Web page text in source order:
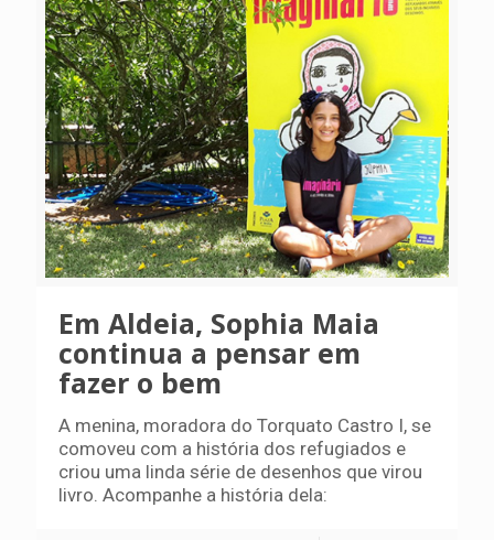
Em Aldeia, Sophia Maia
continua a pensar em
fazer o bem
A menina, moradora do Torquato Castro I, se
comoveu com a história dos refugiados e
criou uma linda série de desenhos que virou
livro. Acompanhe a história dela: